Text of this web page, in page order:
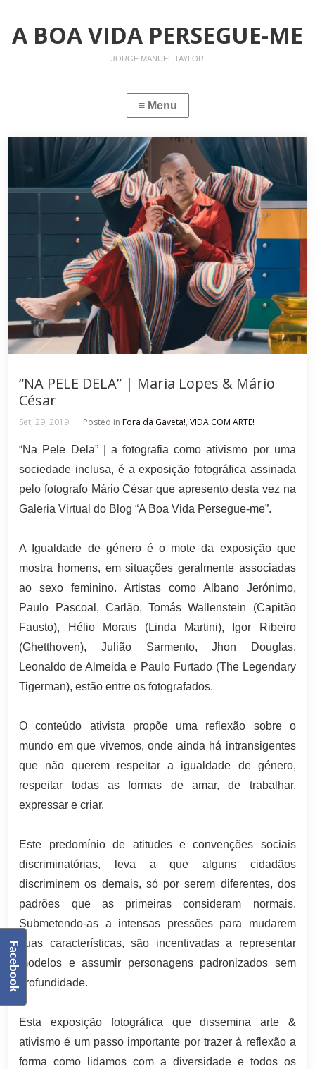
A BOA VIDA PERSEGUE-ME
JORGE MANUEL TAYLOR
“NA PELE DELA” | Maria Lopes & Mário
César
Set, 29, 2019 Posted inFora da Gaveta!,VIDA COM ARTE!
“Na Pele Dela” | a fotografia como ativismo por uma
sociedade inclusa, é a exposição fotográfica assinada
pelo fotografo Mário César que apresento desta vez na
Galeria Virtual do Blog “A Boa Vida Persegue-me”.
A Igualdade de género é o mote da exposição que
mostra homens, em situações geralmente associadas
ao sexo feminino. Artistas como Albano Jerónimo,
Paulo Pascoal, Carlão, Tomás Wallenstein (Capitão
Fausto), Hélio Morais (Linda Martini), Igor Ribeiro
(Ghetthoven), Julião Sarmento, Jhon Douglas,
Leonaldo de Almeida e Paulo Furtado (The Legendary
Tigerman), estão entre os fotografados.
O conteúdo ativista propõe uma reflexão sobre o
mundo em que vivemos, onde ainda há intransigentes
que não querem respeitar a igualdade de género,
respeitar todas as formas de amar, de trabalhar,
expressar e criar.
Este predomínio de atitudes e convenções sociais
discriminatórias, leva a que alguns cidadãos
discriminem os demais, só por serem diferentes, dos
padrões que as primeiras consideram normais.
Submetendo-as a intensas pressões para mudarem
suas características, são incentivadas a representar
modelos e assumir personagens padronizados sem
profundidade.
Esta exposição fotográfica que dissemina arte &
ativismo é um passo importante por trazer à reflexão a
forma como lidamos com a diversidade e todos os
Facebook